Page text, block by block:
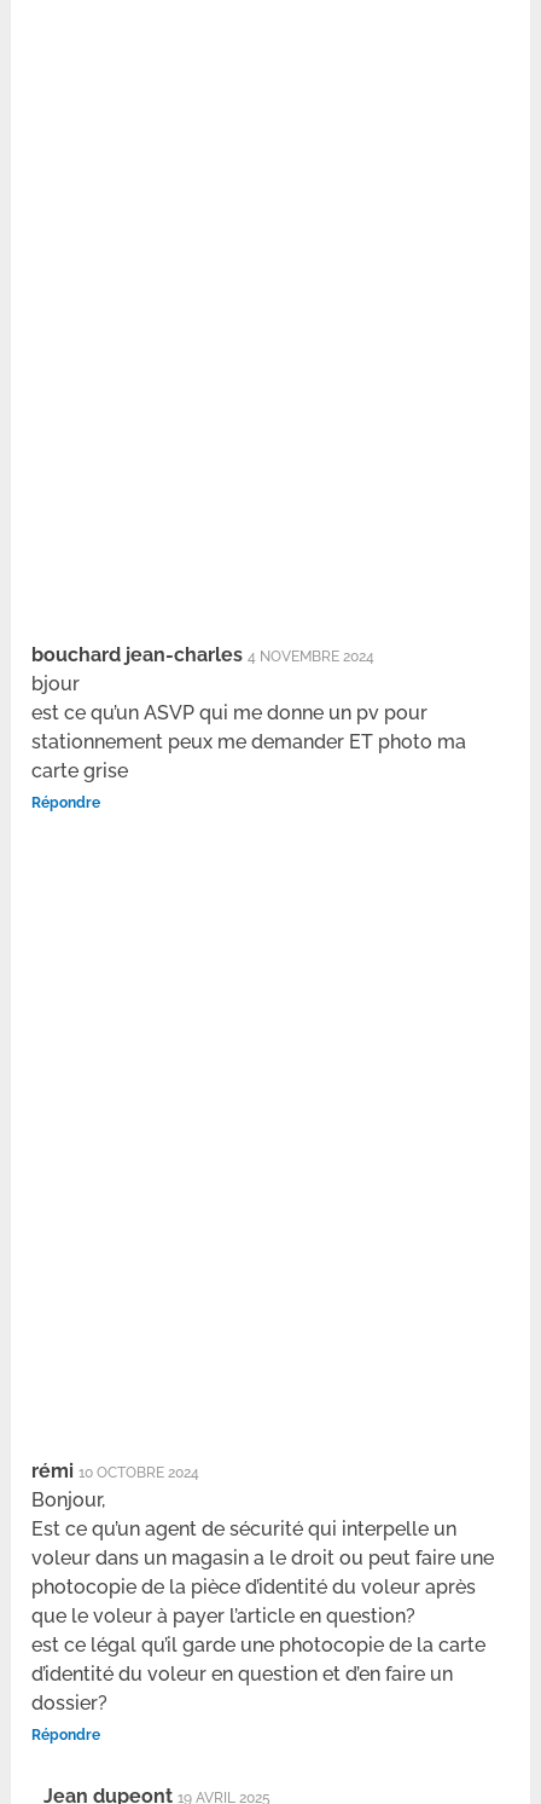
bouchard jean-charles 4 NOVEMBRE 2024
bjour
est ce qu’un ASVP qui me donne un pv pour
stationnement peux me demander ET photo ma
carte grise
Répondre
rémi 10 OCTOBRE 2024
Bonjour,
Est ce qu’un agent de sécurité qui interpelle un
voleur dans un magasin a le droit ou peut faire une
photocopie de la pièce d’identité du voleur après
que le voleur à payer l’article en question?
est ce légal qu’il garde une photocopie de la carte
d’identité du voleur en question et d’en faire un
dossier?
Répondre
Jean dupeont 19 AVRIL 2025